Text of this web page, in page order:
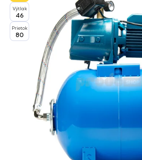
Výtlak
46
Prietok
80